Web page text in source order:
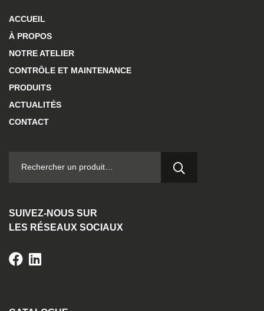
ACCUEIL
À PROPOS
NOTRE ATELIER
CONTRÔLE ET MAINTENANCE
PRODUITS
ACTUALITÉS
CONTACT
SUIVEZ-NOUS SUR
LES RÉSEAUX SOCIAUX